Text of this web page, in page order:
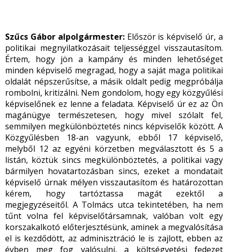
Szűcs Gábor alpolgármester:Először is képviselő úr, a
politikai megnyilatkozásait teljességgel visszautasítom.
Értem, hogy jön a kampány és minden lehetőséget
minden képviselő megragad, hogy a saját maga politikai
oldalát népszerűsítse, a másik oldalt pedig megpróbálja
rombolni, kritizálni. Nem gondolom, hogy egy közgyűlési
képviselőnek ez lenne a feladata. Képviselő úr ez az Ön
magánügye természetesen, hogy mivel szólalt fel,
semmilyen megkülönböztetés nincs képviselők között. A
Közgyűlésben 18-an vagyunk, ebből 17 képviselő,
melyből 12 az egyéni körzetben megválasztott és 5 a
listán, köztük sincs megkülönböztetés, a politikai vagy
bármilyen hovatartozásban sincs, ezeket a mondatait
képviselő úrnak mélyen visszautasítom és határozottan
kérem, hogy tartóztassa magát ezektől a
megjegyzéseitől. A Tolmács utca tekintetében, ha nem
tűnt volna fel képviselőtársamnak, valóban volt egy
korszakalkotó előterjesztésünk, aminek a megvalósítása
el is kezdődött, az adminisztráció le is zajlott, ebben az
évben meg fog valósulni, a költségvetési fedezet